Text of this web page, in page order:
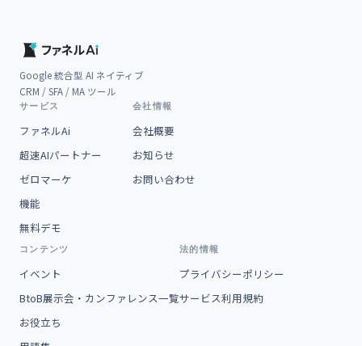
Google 統合型 AI ネイティブ
CRM / SFA / MA ツール
サービス
ファネルAi
超速AIパートナー
ゼロマーケ
機能
無料デモ
会社情報
会社概要
お知らせ
お問い合わせ
コンテンツ
イベント
BtoB展示会・カンファレンス一覧
お役立ち
法的情報
プライバシーポリシー
サービス利用規約